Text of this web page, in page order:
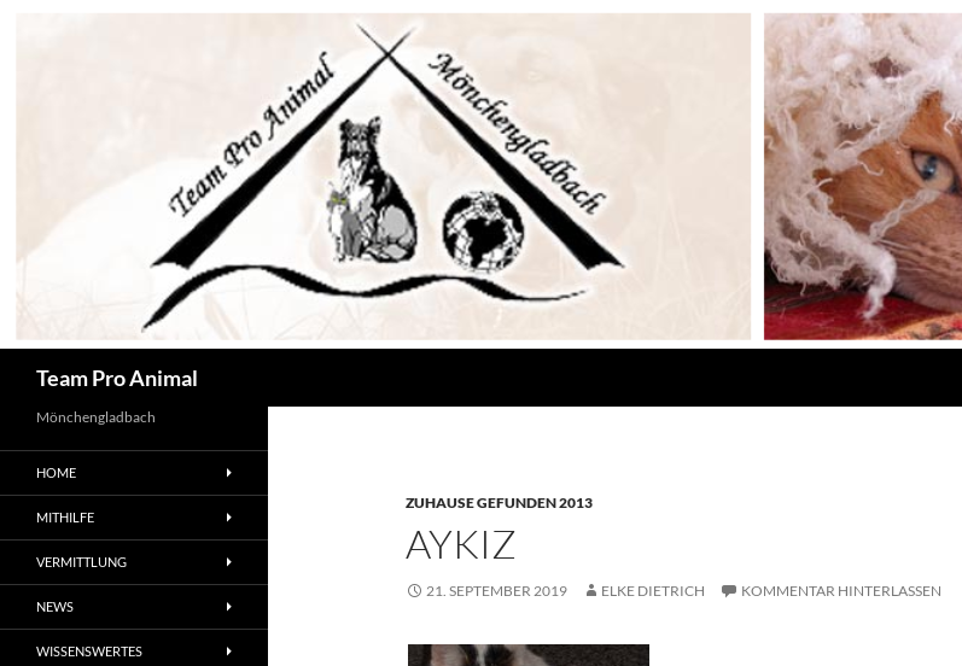
Team Pro Animal
ZUHAUSE GEFUNDEN 2013
AYKIZ
21. SEPTEMBER 2019 ELKE DIETRICH KOMMENTAR HINTERLASSEN
Mönchengladbach
HOME
MITHILFE
VERMITTLUNG
NEWS
WISSENSWERTES